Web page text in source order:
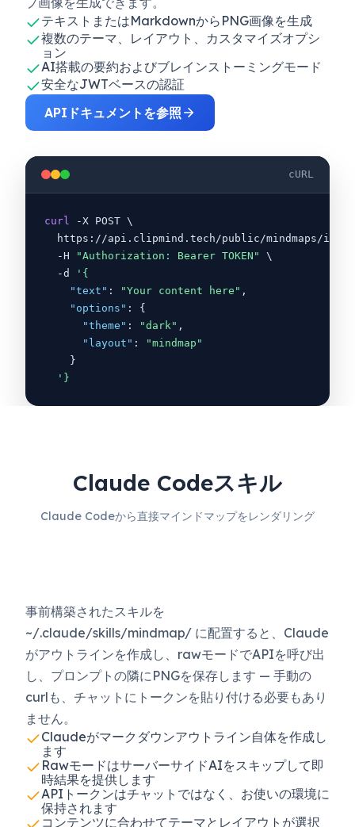
テキストまたはMarkdownからPNG画像を生成
複数のテーマ、レイアウト、カスタマイズオプシ
ョン
AI搭載の要約およびブレインストーミングモード
安全なJWTベースの認証
APIドキュメントを参照
cURL
curl -X POST \
https://api.clipmind.tech/public/mindmaps/
-H
"Authorization: Bearer TOKEN"
\
-d
' {
"text" : "Your content here" ,
"options" : {
"theme" : "dark" ,
"layout" :
"mindmap"
}
' }
Claude Codeスキル
Claude Codeから直接マインドマップをレンダリング
事前構築されたスキルを
~/.claude/skills/mindmap/ に配置すると、Claude
がアウトラインを作成し、rawモードでAPIを呼び出
し、プロンプトの隣にPNGを保存します — 手動の
curlも、チャットにトークンを貼り付ける必要もあり
ません。
Claudeがマークダウンアウトライン自体を作成し
ます
RawモードはサーバーサイドAIをスキップして即
時結果を提供します
APIトークンはチャットではなく、お使いの環境に
保持されます
コンテンツに合わせてテーマとレイアウトが選択